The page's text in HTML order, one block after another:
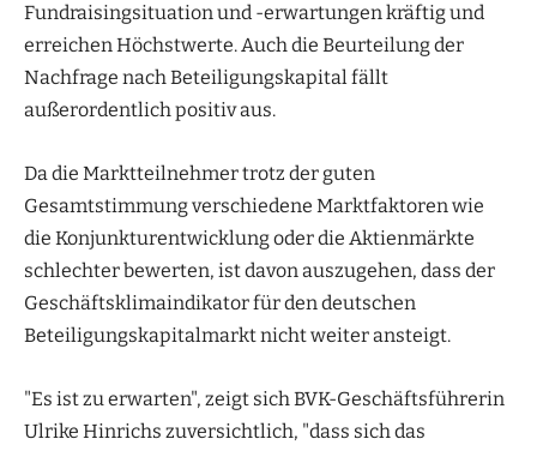
Fundraisingsituation und -erwartungen kräftig und
erreichen Höchstwerte. Auch die Beurteilung der
Nachfrage nach Beteiligungskapital fällt
außerordentlich positiv aus.
Da die Marktteilnehmer trotz der guten
Gesamtstimmung verschiedene Marktfaktoren wie
die Konjunkturentwicklung oder die Aktienmärkte
schlechter bewerten, ist davon auszugehen, dass der
Geschäftsklimaindikator für den deutschen
Beteiligungskapitalmarkt nicht weiter ansteigt.
"Es ist zu erwarten", zeigt sich BVK-Geschäftsführerin
Ulrike Hinrichs zuversichtlich, "dass sich das